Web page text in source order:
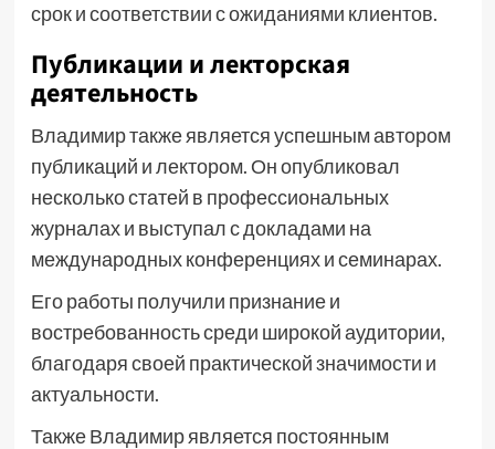
срок и соответствии с ожиданиями клиентов.
Публикации и лекторская
деятельность
Владимир также является успешным автором
публикаций и лектором. Он опубликовал
несколько статей в профессиональных
журналах и выступал с докладами на
международных конференциях и семинарах.
Его работы получили признание и
востребованность среди широкой аудитории,
благодаря своей практической значимости и
актуальности.
Также Владимир является постоянным